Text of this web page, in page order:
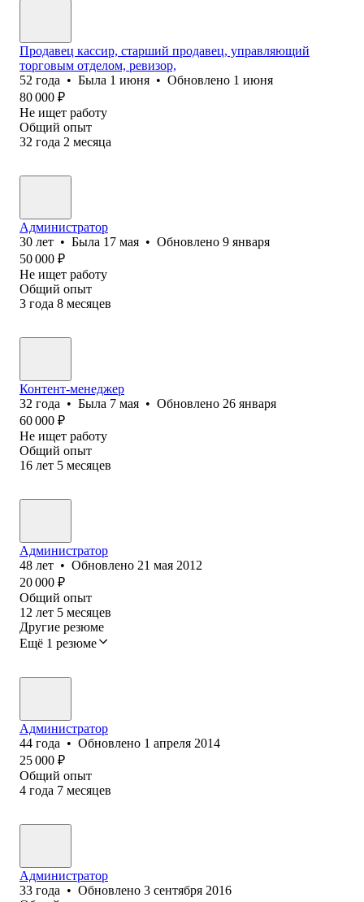
Продавец кассир, старший продавец, управляющий
торговым отделом, ревизор,
52 года • Была 1 июня • Обновлено 1 июня
80 000 ₽
Не ищет работу
Общий опыт
32 года 2 месяца
Администратор
30 лет • Была 17 мая • Обновлено 9 января
50 000 ₽
Не ищет работу
Общий опыт
3 года 8 месяцев
Контент-менеджер
32 года • Была 7 мая • Обновлено 26 января
60 000 ₽
Не ищет работу
Общий опыт
16 лет 5 месяцев
Администратор
48 лет • Обновлено 21 мая 2012
20 000 ₽
Общий опыт
12 лет 5 месяцев
Другие резюме
Ещё 1 резюме
Администратор
44 года • Обновлено 1 апреля 2014
25 000 ₽
Общий опыт
4 года 7 месяцев
Администратор
33 года • Обновлено 3 сентября 2016